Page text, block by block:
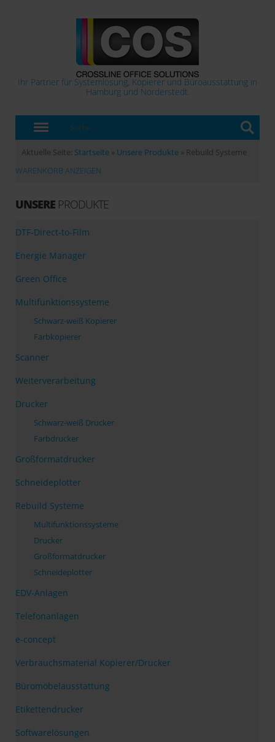
Ihr Partner für Systemlösung, Kopierer und Büroausstattung in
Hamburg und Norderstedt.
Aktuelle Seite: Startseite » Unsere Produkte » Rebuild Systeme
WARENKORB ANZEIGEN
UNSERE PRODUKTE
DTF-Direct-to-Film
Energie Manager
Green Office
Multifunktionssysteme
Schwarz-weiß Kopierer
Farbkopierer
Scanner
Weiterverarbeitung
Drucker
Schwarz-weiß Drucker
Farbdrucker
Großformatdrucker
Schneideplotter
Rebuild Systeme
Multifunktionssysteme
Drucker
Großformatdrucker
Schneideplotter
EDV-Anlagen
Telefonanlagen
e-concept
Verbrauchsmaterial Kopierer/Drucker
Büromöbelausstattung
Etikettendrucker
Softwarelösungen